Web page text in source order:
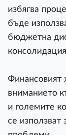
избягва
бъде
бюджетна
Финансовият
вниманието
и големите
се